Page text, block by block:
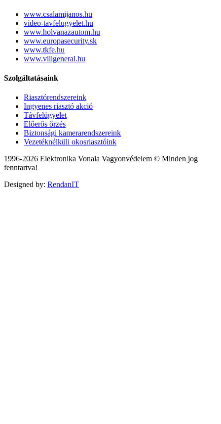
www.csalamijanos.hu
video-tavfelugyelet.hu
www.holvanazautom.hu
www.europasecurity.sk
www.tkfe.hu
www.villgeneral.hu
Szolgáltatásaink
Riasztórendszereink
Ingyenes riasztó akció
Távfelügyelet
Előerős őrzés
Biztonsági kamerarendszereink
Vezetéknélküli okosriasztóink
1996-2026 Elektronika Vonala Vagyonvédelem © Minden jog
fenntartva!
Designed by: RendanIT